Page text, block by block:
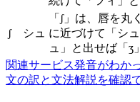
ʃ シュ
「ʃ」は、唇を
に近づけて「シ
ュ」と出せば「ʒ
関連サービス発音がわか
文の訳と文法解説を確認